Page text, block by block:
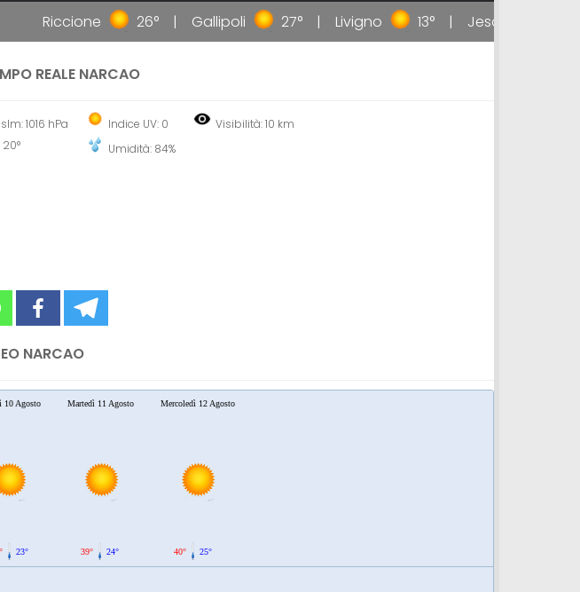
Riccione 26° Gallipoli 27° Livigno 13° Jesolo
REALE NARCAO
1016 hPa
Indice UV: 0
Umidità: 84%
Visibilità: 10 km
NARCAO
10 Agosto
23°
Martedì 11 Agosto
39° 24°
Mercoledì 12 Agosto
40° 25°